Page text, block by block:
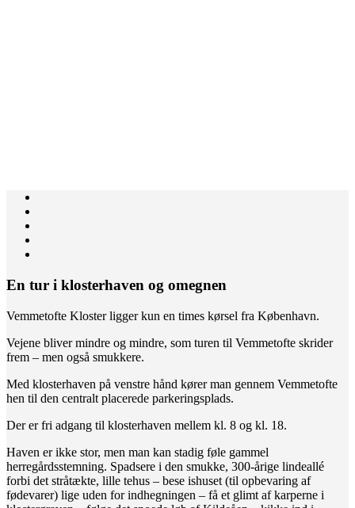
En tur i klosterhaven og omegnen
Vemmetofte Kloster ligger kun en times kørsel fra København.
Vejene bliver mindre og mindre, som turen til Vemmetofte skrider
frem – men også smukkere.
Med klosterhaven på venstre hånd kører man gennem Vemmetofte
hen til den centralt placerede parkeringsplads.
Der er fri adgang til klosterhaven mellem kl. 8 og kl. 18.
Haven er ikke stor, men man kan stadig føle gammel
herregårdsstemning. Spadsere i den smukke, 300-årige lindeallé
forbi det stråtækte, lille tehus – bese ishuset (til opbevaring af
fødevarer) lige uden for indhegningen – få et glimt af karperne i